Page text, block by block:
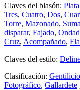
Claves del blasón: Plata
Tres, Cuatro, Dos,
Torre, Mazonado,
disparar, Fajado,
Cruz, Acompañado,
Claves del estilo:
Clasificación: Gentilicio
Fotográfico, Gallardete